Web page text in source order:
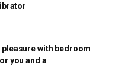
pleasure with bedroom
you and a